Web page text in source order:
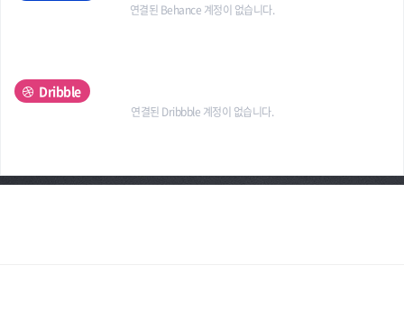
연결된 Behance 계정이 없습니다.
Dribble
연결된 Dribbble 계정이 없습니다.